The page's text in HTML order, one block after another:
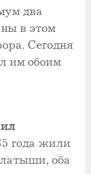
два
в этом
Сегодня
им обоим
года жили
оба